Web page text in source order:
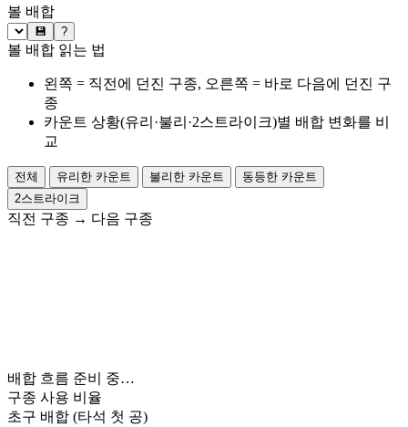
볼 배합
💾 ?
볼 배합 읽는 법
왼쪽 = 직전에 던진 구종, 오른쪽 = 바로 다음에 던진 구
종
카운트 상황(유리·불리·2스트라이크)별 배합 변화를 비
교
전체 유리한 카운트 불리한 카운트
동등한 카운트
2스트라이크
직전 구종 → 다음 구종
배합 흐름 준비 중…
구종 사용 비율
초구 배합 (타석 첫 공)